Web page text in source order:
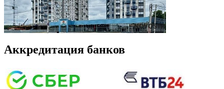
Аккредитация банков